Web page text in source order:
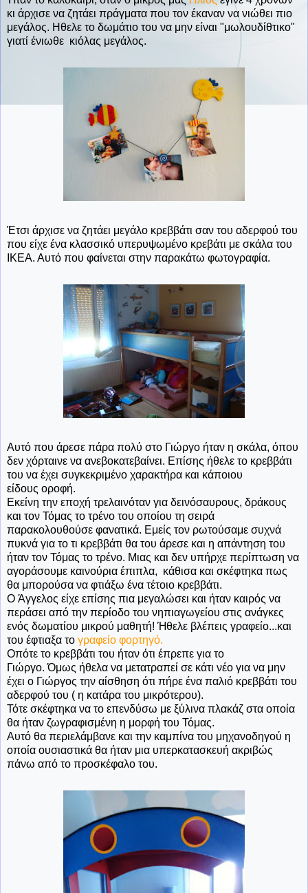
κι άρχισε να ζητάει πράγματα που τον έκαναν να νιώθει πιο
μεγάλος. Ηθελε το δωμάτιο του να μην είναι "μωλουδίθτικο"
γιατί ένιωθε κιόλας μεγάλος.
Έτσι άρχισε να ζητάει μεγάλο κρεββάτι σαν του αδερφού του
που είχε ένα κλασσικό υπερυψωμένο κρεβάτι με σκάλα του
ΙΚΕΑ. Αυτό που φαίνεται στην παρακάτω φωτογραφία.
Αυτό που άρεσε πάρα πολύ στο Γιώργο ήταν η σκάλα, όπου
δεν χόρταινε να ανεβοκατεβαίνει. Επίσης ήθελε το κρεββάτι
του να έχει συγκεκριμένο χαρακτήρα και κάποιου
είδους οροφή.
Εκείνη την εποχή τρελαινόταν για δεινόσαυρους, δράκους
και τον Τόμας το τρένο του οποίου τη σειρά
παρακολουθούσε φανατικά. Εμείς τον ρωτούσαμε συχνά
πυκνά για το τι κρεββάτι θα του άρεσε και η απάντηση του
ήταν τον Τόμας το τρένο. Μιας και δεν υπήρχε περίπτωση να
αγοράσουμε καινούρια έπιπλα, κάθισα και σκέφτηκα πως
θα μπορούσα να φτιάξω ένα τέτοιο κρεββάτι.
Ο Άγγελος είχε επίσης πια μεγαλώσει και ήταν καιρός να
περάσει από την περίοδο του νηπιαγωγείου στις ανάγκες
ενός δωματίου μικρού μαθητή! Ήθελε βλέπεις γραφείο...και
του έφτιαξα το γραφείο φορτηγό.
Οπότε το κρεββάτι του ήταν ότι έπρεπε για το
Γιώργο. Όμως ήθελα να μετατραπεί σε κάτι νέο για να μην
έχει ο Γιώργος την αίσθηση ότι πήρε ένα παλιό κρεββάτι του
αδερφού του ( η κατάρα του μικρότερου).
Τότε σκέφτηκα να το επενδύσω με ξύλινα πλακάζ στα οποία
θα ήταν ζωγραφισμένη η μορφή του Τόμας.
Αυτό θα περιελάμβανε και την καμπίνα του μηχανοδηγού η
οποία ουσιαστικά θα ήταν μια υπερκατασκευή ακριβώς
πάνω από το προσκέφαλο του.